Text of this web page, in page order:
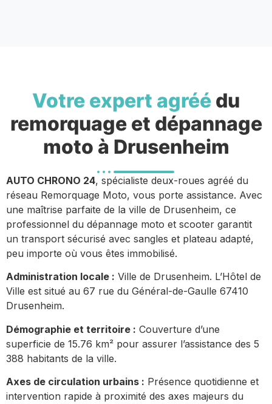
Votre expert agréé du
remorquage et dépannage
moto à Drusenheim
AUTO CHRONO 24, spécialiste deux-roues agréé du
réseau Remorquage Moto, vous porte assistance. Avec
une maîtrise parfaite de la ville de Drusenheim, ce
professionnel du dépannage moto et scooter garantit
un transport sécurisé avec sangles et plateau adapté,
peu importe où vous êtes immobilisé.
Administration locale : Ville de Drusenheim. L’Hôtel de
Ville est situé au 67 rue du Général-de-Gaulle 67410
Drusenheim.
Démographie et territoire : Couverture d’une
superficie de 15.76 km² pour assurer l’assistance des 5
388 habitants de la ville.
Axes de circulation urbains : Présence quotidienne et
intervention rapide à proximité des axes majeurs du